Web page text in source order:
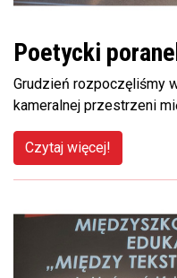
Poetycki
Grudzień rozpoczęliśmy
kameralnej przestrzeni
Czytaj więcej!